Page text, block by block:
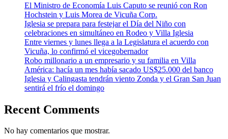
El Ministro de Economía Luis Caputo se reunió con Ron
Hochstein y Luis Morea de Vicuña Corp.
Iglesia se prepara para festejar el Día del Niño con
celebraciones en simultáneo en Rodeo y Villa Iglesia
Entre viernes y lunes llega a la Legislatura el acuerdo con
Vicuña, lo confirmó el vicegobernador
Robo millonario a un empresario y su familia en Villa
América: hacía un mes había sacado US$25.000 del banco
Iglesia y Calingasta tendrán viento Zonda y el Gran San Juan
sentirá el frío el domingo
Recent Comments
No hay comentarios que mostrar.